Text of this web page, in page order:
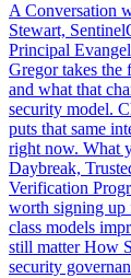
A Conversation
Stewart,
Principal
Gregor takes the
and what that
security model.
puts that same
right now. What
Daybreak,
Verification
worth signing up
class models
still matter How
security